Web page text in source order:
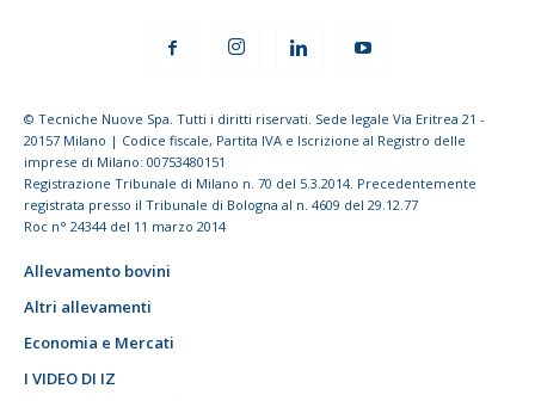
© Tecniche Nuove Spa. Tutti i diritti riservati. Sede legale Via Eritrea 21 -
20157 Milano | Codice fiscale, Partita IVA e Iscrizione al Registro delle
imprese di Milano: 00753480151
Registrazione Tribunale di Milano n. 70 del 5.3.2014. Precedentemente
registrata presso il Tribunale di Bologna al n. 4609 del 29.12.77
Roc n° 24344 del 11 marzo 2014
Allevamento bovini
Altri allevamenti
Economia e Mercati
I VIDEO DI IZ